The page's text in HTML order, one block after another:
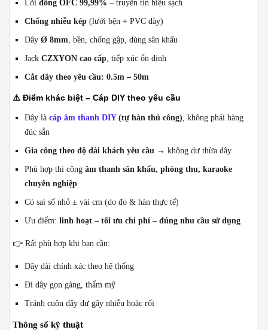
Lõi đồng OFC 99,99% – truyền tín hiệu sạch
Chống nhiễu kép (lưới bện + PVC dày)
Dây Ø 8mm , bền, chống gập, dùng sân khấu
Jack CZXYON cao cấp , tiếp xúc ổn định
Cắt dây theo yêu cầu: 0.5m – 50m
⚠️ Điểm khác biệt – Cáp DIY theo yêu cầu
Đây là cáp âm thanh DIY(tự hàn thủ công) , không phải hàng
đúc sẵn
Gia công theo độ dài khách yêu cầu → không dư thừa dây
Phù hợp thi công âm thanh sân khấu, phòng thu, karaoke
chuyên nghiệp
Có sai số nhỏ ± vài cm (do đo & hàn thực tế)
Ưu điểm: linh hoạt – tối ưu chi phí – đúng nhu cầu sử dụng
👉 Rất phù hợp khi bạn cần:
Dây dài chính xác theo hệ thống
Đi dây gọn gàng, thẩm mỹ
Tránh cuộn dây dư gây nhiễu hoặc rối
Thông số kỹ thuật